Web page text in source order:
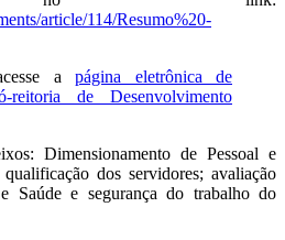
article/114/Resumo%20-
a página eletrônica de
reitoria de Desenvolvimento
Dimensionamento de Pessoal e
dos servidores; avaliação
Saúde e segurança do trabalho do